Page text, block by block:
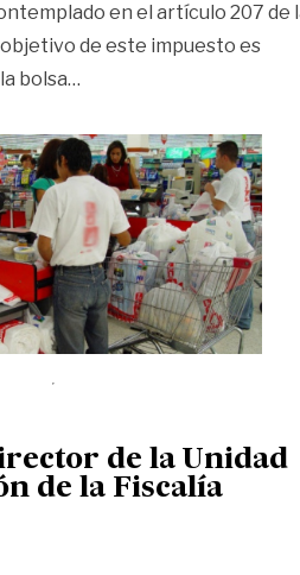
en el artículo 207 de
de este impuesto es
bolsa…
de la Unidad
de la Fiscalía